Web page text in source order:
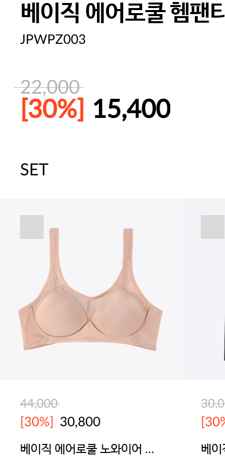
베이직 에어로쿨 헴팬
JPWPZ003
22,000
[30%] 15,400
[썸머블프] 1만원 할인 쿠폰(8.1~31)
속옷 교체 10% 쿠폰(8.1~31)/7만
SET
44,000
[30%] 30,800
베이직 에어로쿨 노와이어 브
베이